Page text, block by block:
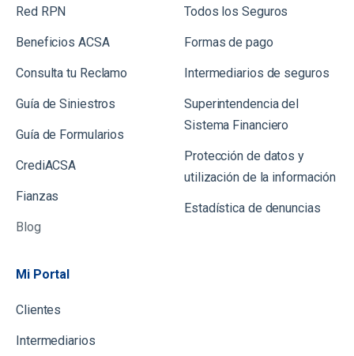
Red RPN
Beneficios ACSA
Consulta tu Reclamo
Guía de Siniestros
Guía de Formularios
CrediACSA
Fianzas
Blog
Todos los Seguros
Formas de pago
Intermediarios de seguros
Superintendencia del
Sistema Financiero
Protección de datos y
utilización de la información
Estadística de denuncias
Mi Portal
Clientes
Intermediarios